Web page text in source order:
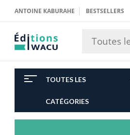
ANTOINE KABURAHE BESTSELLERS
Toutes
TOUTES LES
CATÉGORIES